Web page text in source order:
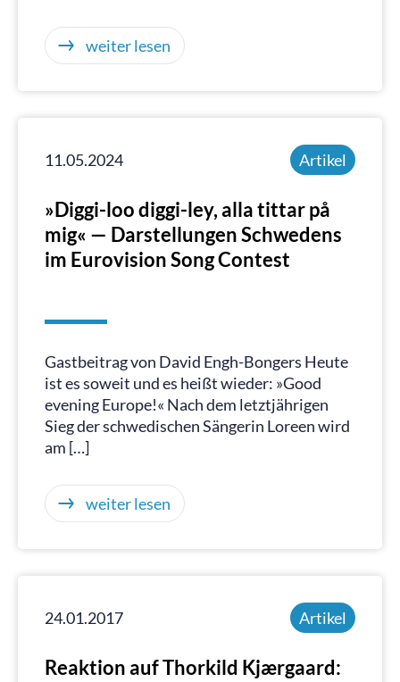
weiter lesen
11.05.2024 Artikel
»Diggi-loo diggi-ley, alla tittar på
mig« — Darstellungen Schwedens
im Eurovision Song Contest
Gastbeitrag von David Engh-Bongers Heute
ist es soweit und es heißt wieder: »Good
evening Europe!« Nach dem letztjährigen
Sieg der schwedischen Sängerin Loreen wird
am […]
weiter lesen
24.01.2017 Artikel
Reaktion auf Thorkild Kjærgaard: